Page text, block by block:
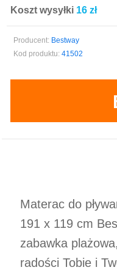
Koszt wysyłki 16 zł
Producent: Bestway
Kod produktu: 41502
Materac do
191 x 119 cm
zabawka
radości Tobie i